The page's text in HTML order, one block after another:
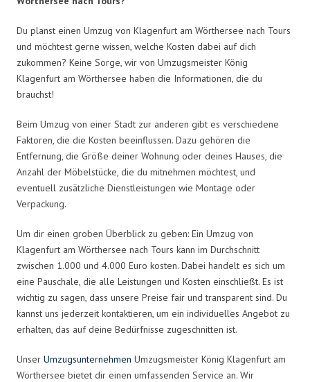
Du planst einen Umzug von Klagenfurt am Wörthersee nach Tours
und möchtest gerne wissen, welche Kosten dabei auf dich
zukommen? Keine Sorge, wir von Umzugsmeister König
Klagenfurt am Wörthersee haben die Informationen, die du
brauchst!
Beim Umzug von einer Stadt zur anderen gibt es verschiedene
Faktoren, die die Kosten beeinflussen. Dazu gehören die
Entfernung, die Größe deiner Wohnung oder deines Hauses, die
Anzahl der Möbelstücke, die du mitnehmen möchtest, und
eventuell zusätzliche Dienstleistungen wie Montage oder
Verpackung.
Um dir einen groben Überblick zu geben: Ein Umzug von
Klagenfurt am Wörthersee nach Tours kann im Durchschnitt
zwischen 1.000 und 4.000 Euro kosten. Dabei handelt es sich um
eine Pauschale, die alle Leistungen und Kosten einschließt. Es ist
wichtig zu sagen, dass unsere Preise fair und transparent sind. Du
kannst uns jederzeit kontaktieren, um ein individuelles Angebot zu
erhalten, das auf deine Bedürfnisse zugeschnitten ist.
Unser Umzugsunternehmen Umzugsmeister König Klagenfurt am
Wörthersee bietet dir einen umfassenden Service an. Wir